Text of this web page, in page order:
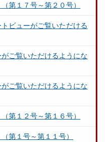
第１７号～第２０号）
ビューがご覧いただける
ご覧いただけるようにな
ご覧いただけるようにな
第１２号～第１６号）
第１号～第１１号）